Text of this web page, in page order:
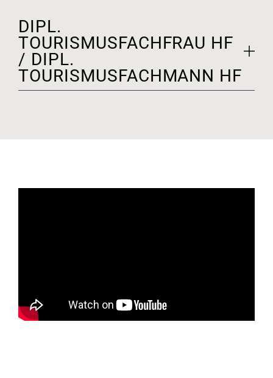
DIPL.
TOURISMUSFACHFRAU HF
/ DIPL.
TOURISMUSFACHMANN HF
Tourismusfachmann HF spricht künftige
Dienstleistungsbranche an. Das